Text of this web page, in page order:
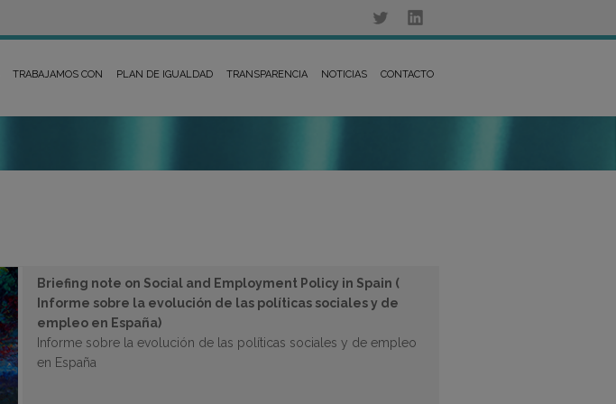
TRABAJAMOS CON PLAN DE IGUALDAD TRANSPARENCIA NOTICIAS CONTACTO
Briefing note on Social and Employment Policy in Spain (
Informe sobre la evolución de las políticas sociales y de
empleo en España)
Informe sobre la evolución de las políticas sociales y de empleo
en España